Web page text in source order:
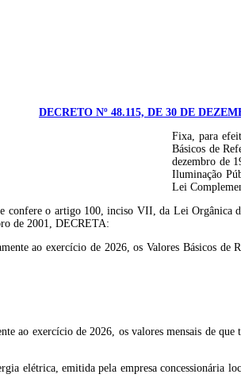
DECRETO Nº 48.115, DE 30 DE
Fixa, para
Básicos de
dezembro de
Iluminação
Lei
o artigo 100, inciso VII, da Lei Orgânica
de 2001, DECRETA:
ao exercício de 2026, os Valores Básicos
ao exercício de 2026, os valores mensais de
elétrica, emitida pela empresa concessionária